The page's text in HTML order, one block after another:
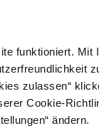
funktioniert. Mit
zulassen“
Cookie-
ändern.
Tränkesysteme